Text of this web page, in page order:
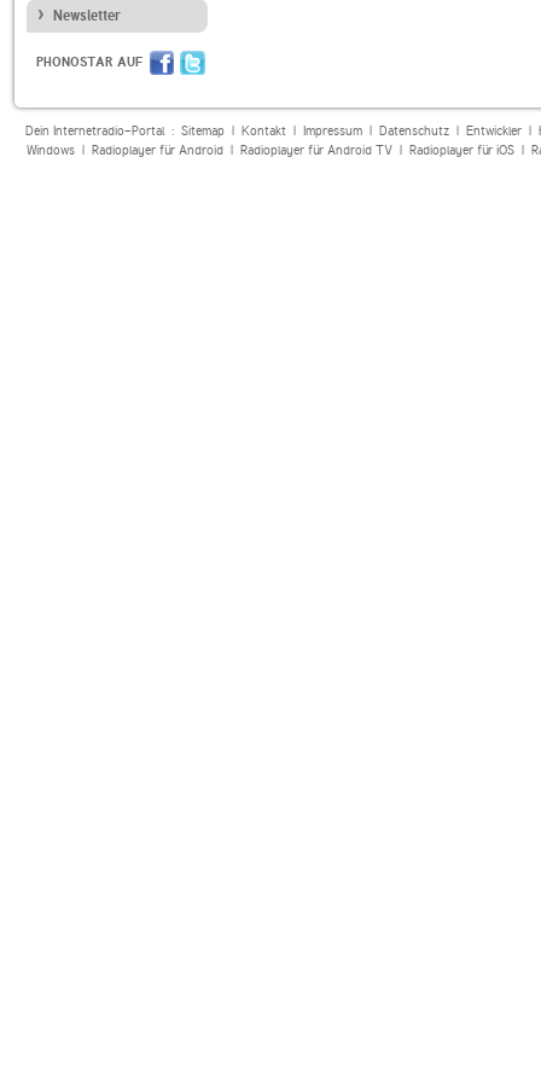
Newsletter
PHONOSTAR AUF
Dein Internetradio-Portal : Sitemap| Kontakt| Impressum| Datenschutz| Entwickler|
Windows| Radioplayer für Android| Radioplayer für Android TV| Radioplayer für iOS|